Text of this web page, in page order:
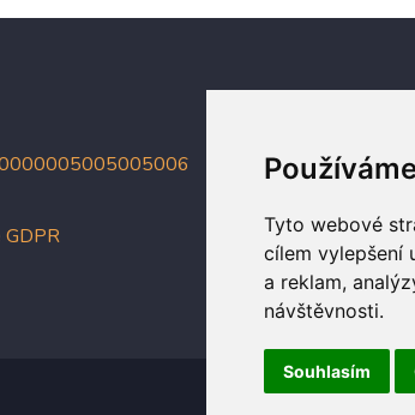
Tyto webové
cílem vylepšení
a reklam,
návštěvnosti.
Souhlasím
GDPR